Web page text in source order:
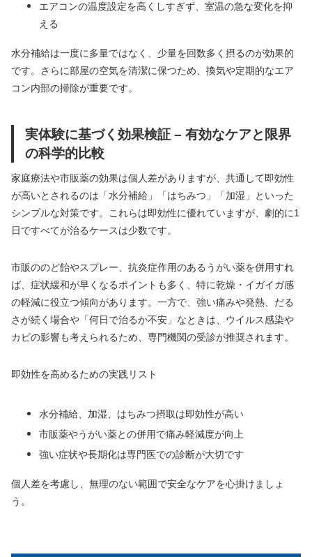
エアコンの温度設定を高くしすぎず、室温の急な変化を抑
える
水分補給は一度に多量ではなく、少量を回数多く摂るのが効果的
です。さらに部屋の空気を清潔に保つため、換気や定期的なエア
コン内部の掃除が重要です。
実体験に基づく効果検証 – 有効なケアと限界
の科学的比較
家庭療法や市販薬の効果は個人差がありますが、共通して即効性
が高いとされるのは「水分補給」「はちみつ」「加湿」といった
シンプルな対策です。これらは即効性に優れていますが、劇的に1
日ですべてが治るケースは少数です。
市販ののど飴やスプレー、抗炎症作用のあるうがい薬を併用すれ
ば、症状緩和が早くなるポイントも多く、特に乾燥・イガイガ感
の軽減に役立つ傾向があります。一方で、強い痛みや発熱、だる
さが続く場合や「何日で治るか不安」なときは、ウイルス感染や
カビの影響も考えられるため、専門機関の受診が推奨されます。
即効性を高めるための実践リスト
水分補給、加湿、はちみつ摂取は即効性が高い
市販薬やうがい薬との併用で痛み軽減度が向上
強い症状や長期化は専門医での診断が大切です
個人差を考慮し、無理のない範囲で安全なケアを心掛けましょ
う。